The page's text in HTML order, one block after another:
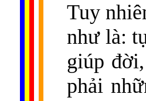
Tuy
như là:
giúp
phải